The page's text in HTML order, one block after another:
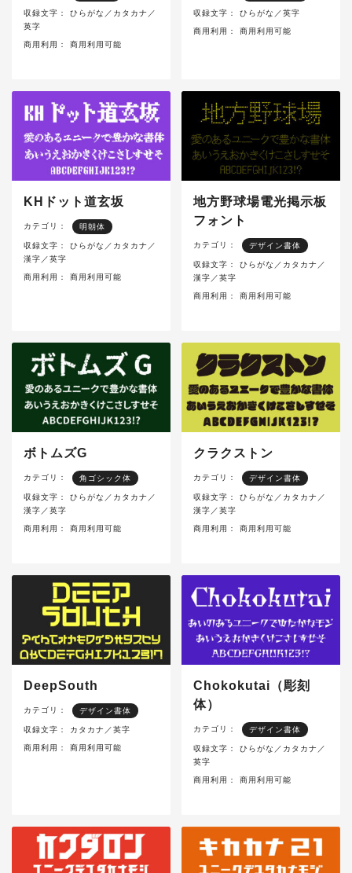
収録文字：
ひらがな／カタカナ／
英字
商用利用： 商用利用可能
収録文字： ひらがな／英字
商用利用： 商用利用可能
KHドット道玄坂
カテゴリ： 明朝体
収録文字：
ひらがな／カタカナ／
漢字／英字
商用利用： 商用利用可能
地方野球場電光掲示板
フォント
カテゴリ： デザイン書体
収録文字：
ひらがな／カタカナ／
漢字／英字
商用利用： 商用利用可能
ボトムズG
カテゴリ： 角ゴシック体
収録文字：
ひらがな／カタカナ／
漢字／英字
商用利用： 商用利用可能
クラクストン
カテゴリ： デザイン書体
収録文字：
ひらがな／カタカナ／
漢字／英字
商用利用： 商用利用可能
DeepSouth
カテゴリ： デザイン書体
収録文字： カタカナ／英字
商用利用： 商用利用可能
Chokokutai（彫刻
体）
カテゴリ： デザイン書体
収録文字：
ひらがな／カタカナ／
英字
商用利用： 商用利用可能